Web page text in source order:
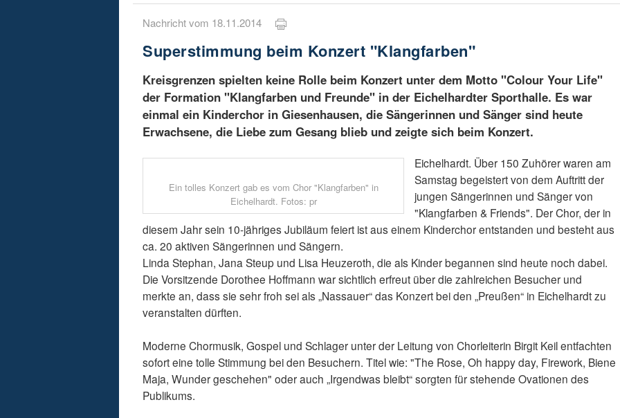
Nachricht vom 18.11.2014
Superstimmung beim Konzert "Klangfarben"
Kreisgrenzen spielten keine Rolle beim Konzert unter dem Motto "Colour Your Life"
der Formation "Klangfarben und Freunde" in der Eichelhardter Sporthalle. Es war
einmal ein Kinderchor in Giesenhausen, die Sängerinnen und Sänger sind heute
Erwachsene, die Liebe zum Gesang blieb und zeigte sich beim Konzert.
Ein tolles Konzert gab es vom Chor "Klangfarben" in
Eichelhardt. Fotos: pr
Eichelhardt. Über 150 Zuhörer waren am
Samstag begeistert von dem Auftritt der
jungen Sängerinnen und Sänger von
"Klangfarben & Friends". Der Chor, der in
diesem Jahr sein 10-jähriges Jubiläum feiert ist aus einem Kinderchor entstanden und besteht aus
ca. 20 aktiven Sängerinnen und Sängern.
Linda Stephan, Jana Steup und Lisa Heuzeroth, die als Kinder begannen sind heute noch dabei.
Die Vorsitzende Dorothee Hoffmann war sichtlich erfreut über die zahlreichen Besucher und
merkte an, dass sie sehr froh sei als „Nassauer“ das Konzert bei den „Preußen“ in Eichelhardt zu
veranstalten dürften.
Moderne Chormusik, Gospel und Schlager unter der Leitung von Chorleiterin Birgit Keil entfachten
sofort eine tolle Stimmung bei den Besuchern. Titel wie: "The Rose, Oh happy day, Firework, Biene
Maja, Wunder geschehen" oder auch „Irgendwas bleibt“ sorgten für stehende Ovationen des
Publikums.